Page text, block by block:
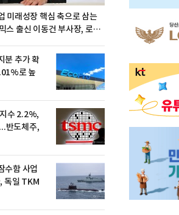
미래성장 핵심 축으로 삼는
스 출신 이동건 부사장, 로보
분 추가 확
로 높
수 2.2%,
반도체주,
수함 사업
독일 TKM